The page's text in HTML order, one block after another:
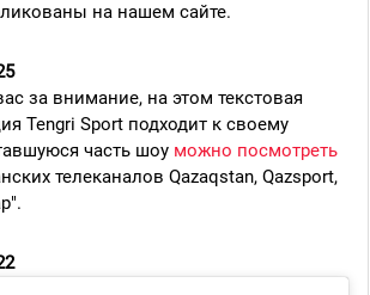
за внимание, на этом текстовая
Tengri Sport подходит к своему
часть шоу можно посмотреть
телеканалов Qazaqstan, Qazsport,
на нашем сайте.